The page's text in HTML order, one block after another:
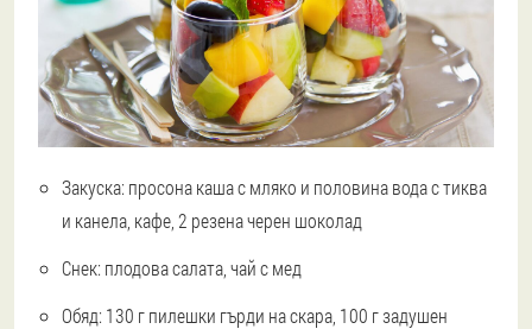
Закуска: просона каша с мляко и половина вода с тиква
и канела, кафе, 2 резена черен шоколад
Снек: плодова салата, чай с мед
Обяд: 130 г пилешки гърди на скара, 100 г задушен